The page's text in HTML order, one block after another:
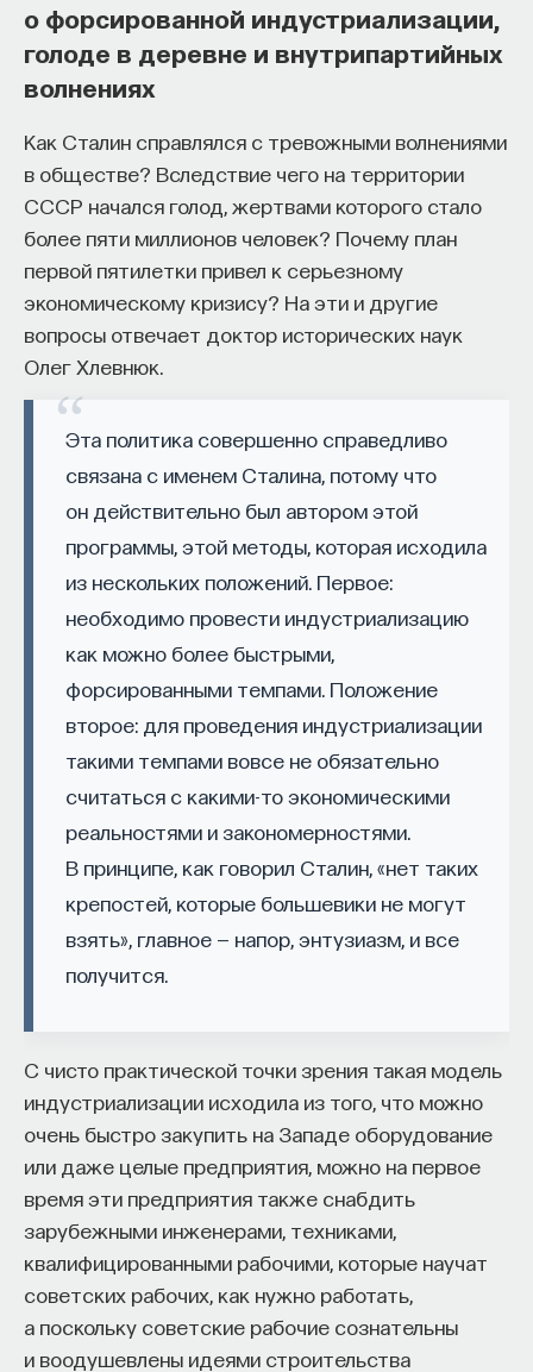
о форсированной индустриализации,
голоде в деревне и внутрипартийных
волнениях
Как Сталин справлялся с тревожными волнениями
в обществе? Вследствие чего на территории
СССР начался голод, жертвами которого стало
более пяти миллионов человек? Почему план
первой пятилетки привел к серьезному
экономическому кризису? На эти и другие
вопросы отвечает доктор исторических наук
Олег Хлевнюк.
Эта политика совершенно справедливо
связана с именем Сталина, потому что
он действительно был автором этой
программы, этой методы, которая исходила
из нескольких положений. Первое:
необходимо провести индустриализацию
как можно более быстрыми,
форсированными темпами. Положение
второе: для проведения индустриализации
такими темпами вовсе не обязательно
считаться с какими-то экономическими
реальностями и закономерностями.
В принципе, как говорил Сталин, «нет таких
крепостей, которые большевики не могут
взять», главное — напор, энтузиазм, и все
получится.
С чисто практической точки зрения такая модель
индустриализации исходила из того, что можно
очень быстро закупить на Западе оборудование
или даже целые предприятия, можно на первое
время эти предприятия также снабдить
зарубежными инженерами, техниками,
квалифицированными рабочими, которые научат
советских рабочих, как нужно работать,
а поскольку советские рабочие сознательны
и воодушевлены идеями строительства
Как философия помогает составлять
собственное мнение
о происходящем в мире?
Как философия помогает понять мир, в котором
мы живем, расширять собственные
представления об окружающей
действительности и познавать самого себя?
Ответы на эти и другие вопросы можно найти,
записавшисьна курс «Философский поиск:
начала».
философский поиск — это не только каскад
занимательных головоломок, но и набор
инструментов, жизненно необходимых для
современного человека.
— Овладеете ключевыми для независимого
мышления навыками: научитесь критически
воспринимать информацию и логично
— Узнаете, как философия отвечает
на основополагающие вопросы человечества: что
такое пространство и что такое время? Что
значит мыслить и что представляет собой наше
мы знаем то, что знаем? Существует ли в мире
свобода?
— Переосмыслите границы доверия
собственному знанию.
Автор курса:
Диана Гаспарян
— кандидат
философских наук, профессор Школы философии
и культурологии факультета гуманитарных наук
НИУ ВШЭ.
3/30/2022
НАПИСАТЬ НАМ